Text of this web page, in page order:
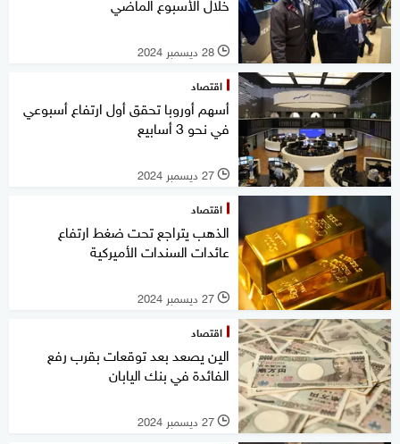
l 28 ديسمبر 2024
اقتصاد
أسهم أوروبا تحقق أول ارتفاع أسبوعي
في نحو 3 أسابيع
l 27 ديسمبر 2024
اقتصاد
الذهب يتراجع تحت ضغط ارتفاع
عائدات السندات الأميركية
l 27 ديسمبر 2024
اقتصاد
الين يصعد بعد توقعات بقرب رفع
الفائدة في بنك اليابان
l 27 ديسمبر 2024